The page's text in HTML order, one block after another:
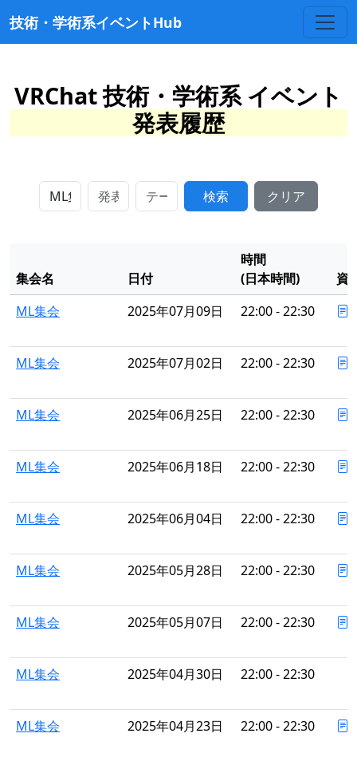
技術・学術系イベントHub
VRChat 技術・学術系 イベント
発表履歴
検索 クリア
集会名 日付
時間
(日本時間)
資
ML集会
2025年07月09日 22:00 - 22:30
ML集会 2025年07月02日 22:00 - 22:30
ML集会 2025年06月25日 22:00 - 22:30
ML集会 2025年06月18日 22:00 - 22:30
ML集会 2025年06月04日 22:00 - 22:30
ML集会 2025年05月28日 22:00 - 22:30
ML集会 2025年05月07日 22:00 - 22:30
ML集会 2025年04月30日 22:00 - 22:30
ML集会 2025年04月23日 22:00 - 22:30